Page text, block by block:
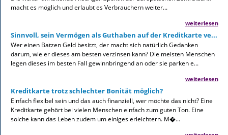
macht es möglich und erlaubt es Verbrauchern weiter...
weiterlesen
Sinnvoll, sein Vermögen als Guthaben auf der Kreditkarte ve...
Wer einen Batzen Geld besitzt, der macht sich natürlich Gedanken
darum, wie er dieses am besten verzinsen kann? Die meisten Menschen
legen dieses im besten Fall gewinnbringend an oder sie parken e...
weiterlesen
Kreditkarte trotz schlechter Bonität möglich?
Einfach flexibel sein und das auch finanziell, wer möchte das nicht? Eine
Kreditkarte gehört bei vielen Menschen einfach zum guten Ton. Eine
solche kann das Leben zudem um einiges erleichtern. M�...